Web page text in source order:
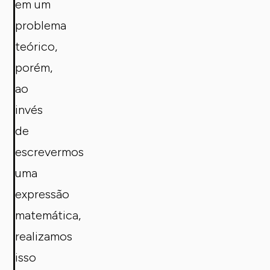
em um
problema
teórico,
porém,
ao
invés
de
escrevermos
uma
expressão
matemática,
realizamos
isso